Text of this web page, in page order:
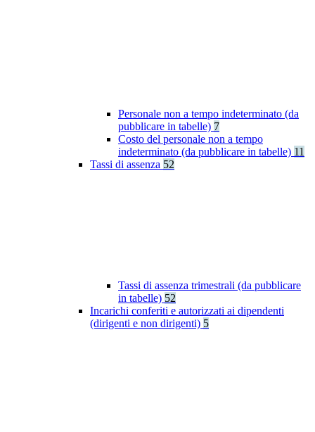
Personale non a tempo indeterminato (da
pubblicare in tabelle) 7
Costo del personale non a tempo
indeterminato (da pubblicare in tabelle) 11
Tassi di assenza 52
Tassi di assenza trimestrali (da pubblicare
in tabelle) 52
Incarichi conferiti e autorizzati ai dipendenti
(dirigenti e non dirigenti) 5